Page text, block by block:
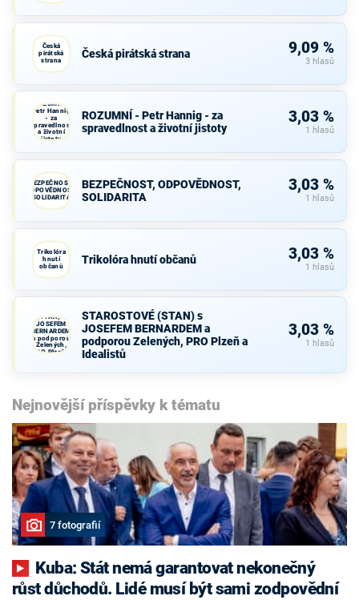
Česká
pirátská
strana
Česká pirátská strana 9,09 %
3 hlasů
ROZUMNÍ -
Petr Hannig
- za
spravedlnost
a životní
jistoty
ROZUMNÍ - Petr Hannig - za
spravedlnost a životní jistoty
3,03 %
1 hlasů
BEZPEČNOST,
ODPOVĚDNOST,
SOLIDARITA
BEZPEČNOST, ODPOVĚDNOST,
SOLIDARITA
3,03 %
1 hlasů
Trikolóra
hnutí
občanů
Trikolóra hnutí občanů 3,03 %
1 hlasů
(STAN) s
JOSEFEM
BERNARDEM
a podporou
Zelených,
PRO Plzeň a
STAROSTOVÉ (STAN) s
JOSEFEM BERNARDEM a
podporou Zelených, PRO Plzeň a
Idealistů
3,03 %
1 hlasů
Nejnovější příspěvky k tématu
7 fotografií
růst důchodů. Lidé musí být sami zodpovědní